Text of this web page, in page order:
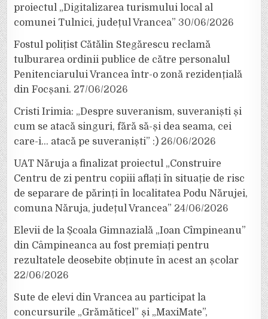
proiectul „Digitalizarea turismului local al
comunei Tulnici, județul Vrancea” 30/06/2026
Fostul polițist Cătălin Stegărescu reclamă
tulburarea ordinii publice de către personalul
Penitenciarului Vrancea într-o zonă rezidențială
din Focșani. 27/06/2026
Cristi Irimia: „Despre suveranism, suveraniști și
cum se atacă singuri, fără să-și dea seama, cei
care-i… atacă pe suveraniști” :) 26/06/2026
UAT Năruja a finalizat proiectul „Construire
Centru de zi pentru copiii aflați în situație de risc
de separare de părinți în localitatea Podu Nărujei,
comuna Năruja, județul Vrancea” 24/06/2026
Elevii de la Școala Gimnazială „Ioan Cîmpineanu”
din Câmpineanca au fost premiați pentru
rezultatele deosebite obținute în acest an școlar
22/06/2026
Sute de elevi din Vrancea au participat la
concursurile „Grămăticel” și „MaxiMate”,